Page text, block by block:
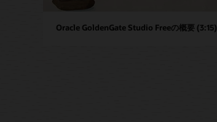
Oracle GoldenGate Studio Freeの概要 (3:15)